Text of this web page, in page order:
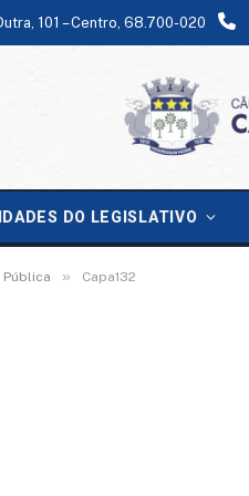
101 – Centro, 68.700-020
DO LEGISLATIVO
» Capa132